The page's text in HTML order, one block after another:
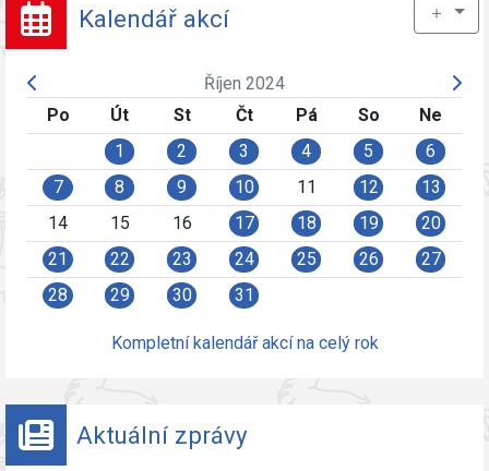
Kalendář akcí ＋
Říjen 2024
Po
Út St Čt Pá So
Ne
1
2 3 4 5
6
7
8 9 10 11 12
13
14
15 16 17 18 19
20
21
22 23 24 25 26
27
28
29 30 31
Kompletní kalendář akcí na celý rok
Aktuální zprávy